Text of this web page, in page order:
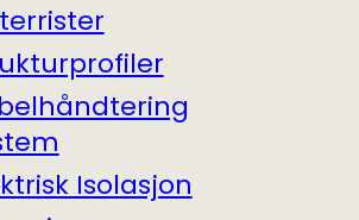
Isolasjon